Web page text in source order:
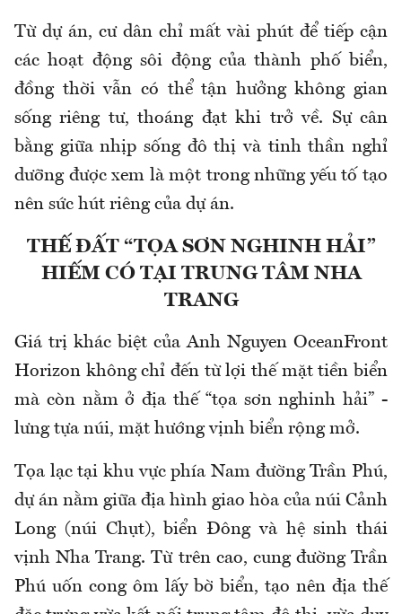
Từ dự án, cư dân chỉ mất vài phút để tiếp cận
các hoạt động sôi động của thành phố biển,
đồng thời vẫn có thể tận hưởng không gian
sống riêng tư, thoáng đạt khi trở về. Sự cân
bằng giữa nhịp sống đô thị và tinh thần nghỉ
dưỡng được xem là một trong những yếu tố tạo
nên sức hút riêng của dự án.
THẾ ĐẤT “TỌA SƠN NGHINH HẢI”
HIẾM CÓ TẠI TRUNG TÂM NHA
TRANG
Giá trị khác biệt của Anh Nguyen OceanFront
Horizon không chỉ đến từ lợi thế mặt tiền biển
mà còn nằm ở địa thế “tọa sơn nghinh hải” -
lưng tựa núi, mặt hướng vịnh biển rộng mở.
Tọa lạc tại khu vực phía Nam đường Trần Phú,
dự án nằm giữa địa hình giao hòa của núi Cảnh
Long (núi Chụt), biển Đông và hệ sinh thái
vịnh Nha Trang. Từ trên cao, cung đường Trần
Phú uốn cong ôm lấy bờ biển, tạo nên địa thế